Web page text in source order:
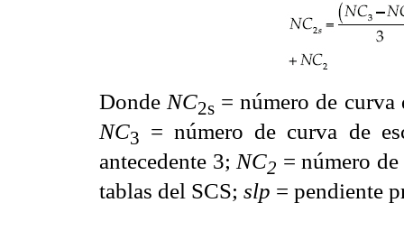
Donde NC2s = número de curva
NC3
= número de curva de
antecedente 3; NC2 = número
tablas del SCS; slp = pendiente